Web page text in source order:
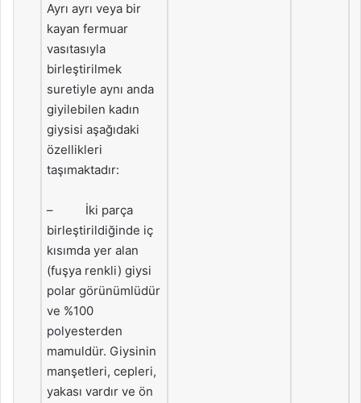
Ayrı ayrı veya bir
kayan fermuar
vasıtasıyla
birleştirilmek
suretiyle aynı anda
giyilebilen kadın
giysisi aşağıdaki
özellikleri
taşımaktadır:
– İki parça
birleştirildiğinde iç
kısımda yer alan
(fuşya renkli) giysi
polar görünümlüdür
ve %100
polyesterden
mamuldür. Giysinin
manşetleri, cepleri,
yakası vardır ve ön